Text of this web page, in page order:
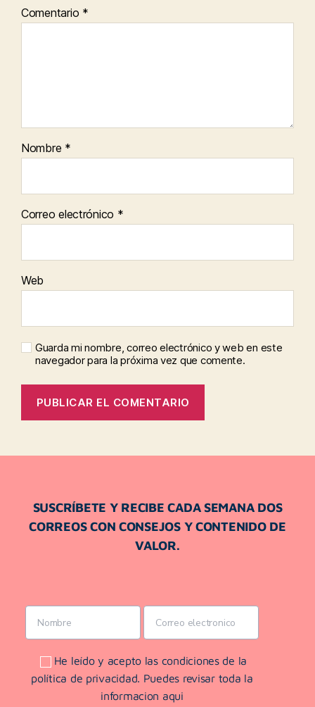
Comentario *
Nombre *
Correo electrónico *
Web
Guarda mi nombre, correo electrónico y web en este
navegador para la próxima vez que comente.
SUSCRÍBETE Y RECIBE CADA SEMANA DOS
CORREOS CON CONSEJOS Y CONTENIDO DE
VALOR.
He leído y acepto las condiciones de la
política de privacidad. Puedes revisar toda la
informacion aqui